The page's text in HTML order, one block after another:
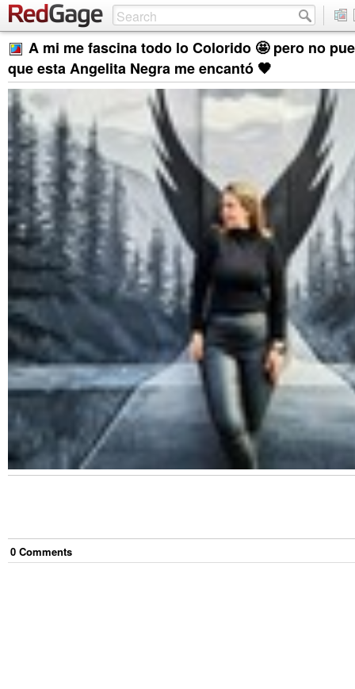
A mi me fascina todo lo Colorido 🤩 pero no
que esta Angelita Negra me encantó 🖤
0 Comments